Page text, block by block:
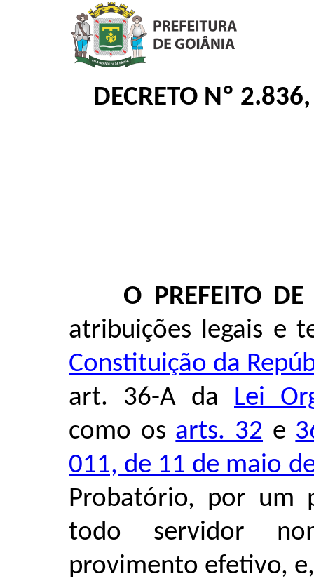
DECRETO Nº
O PREFEITO
atribuições legais e
Constituição da
art. 36-A da Lei
como os arts. 32 e
011, de 11 de maio
Probatório, por um
todo servidor
provimento efetivo, e,